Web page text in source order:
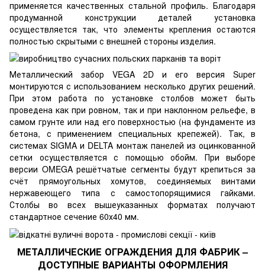
применяется качественных стальной профиль. Благодаря
продуманной конструкции деталей установка
осуществляется так, что элементы крепления остаются
полностью скрытыми с внешней стороны изделия.
Металлический забор VEGA 2D и его версия Super
монтируются с использованием несколько других решений.
При этом работа по установке столбов может быть
проведена как при ровном, так и при наклонном рельефе, в
самом грунте или над его поверхностью (на фундаменте из
бетона, с применением специальных крепежей). Так, в
системах SIGMA и DELTA монтаж панелей из оцинкованной
сетки осуществляется с помощью обойм. При выборе
версии OMEGA решётчатые сегменты будут крепиться за
счёт прямоугольных хомутов, соединяемых винтами
нержавеющего типа с самостопорящимися гайками.
Столбы во всех вышеуказанных форматах получают
стандартное сечение 60х40 мм.
МЕТАЛЛИЧЕСКИЕ ОГРАЖДЕНИЯ ДЛЯ ФАБРИК –
ДОСТУПНЫЕ ВАРИАНТЫ ОФОРМЛЕНИЯ